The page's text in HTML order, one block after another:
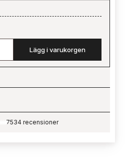
Lägg i varukorgen
7534 recensioner